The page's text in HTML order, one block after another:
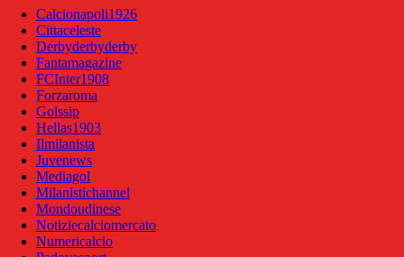
Calcionapoli1926
Cittaceleste
Derbyderbyderby
Fantamagazine
FCInter1908
Forzaroma
Golssip
Hellas1903
Ilmilanista
Juvenews
Mediagol
Milanistichannel
Mondoudinese
Notiziecalciomercato
Numericalcio